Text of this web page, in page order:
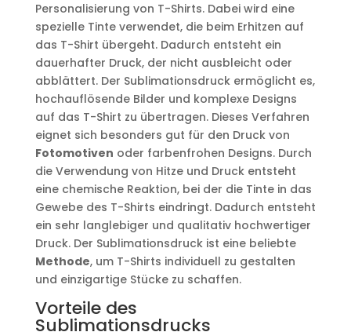
Personalisierung von T-Shirts. Dabei wird eine
spezielle Tinte verwendet, die beim Erhitzen auf
das T-Shirt übergeht. Dadurch entsteht ein
dauerhafter Druck, der nicht ausbleicht oder
abblättert. Der Sublimationsdruck ermöglicht es,
hochauflösende Bilder und komplexe Designs
auf das T-Shirt zu übertragen. Dieses Verfahren
eignet sich besonders gut für den Druck von
Fotomotiven oder farbenfrohen Designs. Durch
die Verwendung von Hitze und Druck entsteht
eine chemische Reaktion, bei der die Tinte in das
Gewebe des T-Shirts eindringt. Dadurch entsteht
ein sehr langlebiger und qualitativ hochwertiger
Druck. Der Sublimationsdruck ist eine beliebte
Methode, um T-Shirts individuell zu gestalten
und einzigartige Stücke zu schaffen.
Vorteile des
Sublimationsdrucks